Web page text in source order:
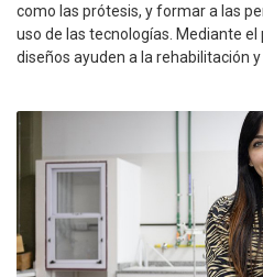
como las prótesis, y formar a las
uso de las tecnologías. Mediante el
diseños ayuden a la rehabilitación